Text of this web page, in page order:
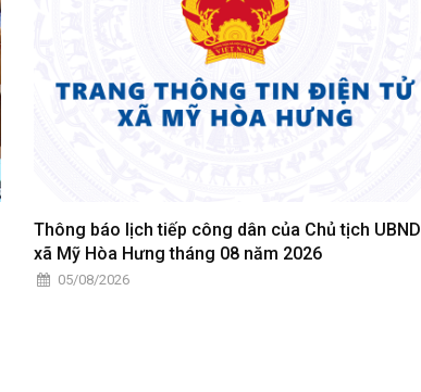
Thông báo lịch tiếp công dân của Chủ tịch UBND
xã Mỹ Hòa Hưng tháng 08 năm 2026
05/08/2026